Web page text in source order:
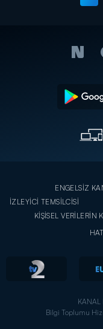
ENGELSİZ
İZLEYİCİ TEMSİLCİSİ
KİŞİSEL VERİLERİN
KANAL
Bilgi Toplumu